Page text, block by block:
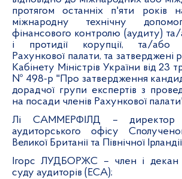
протягом останніх п'яти років
міжнародну технічну
фінансового контролю (аудиту) та/
і протидії корупції, та/або
Рахункової палати, та
Кабінету Міністрів України від 23
№ 498-р "Про затвердження
дорадчої групи експертів з
на посади членів Рахункової
Лі САММЕРФІЛД – директор
аудиторського офісу
Великої Британії та Північної
Ігорс ЛУДБОРЖС – член і декан
суду аудиторів (ECA);